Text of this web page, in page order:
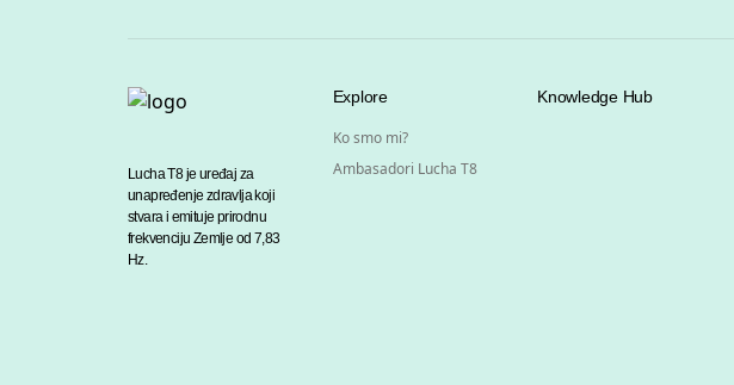
Lucha T8 je uređaj za
unapređenje zdravlja koji
stvara i emituje prirodnu
frekvenciju Zemlje od 7,83
Hz.
Explore
Ko smo mi?
Ambasadori Lucha T8
Knowledge Hub